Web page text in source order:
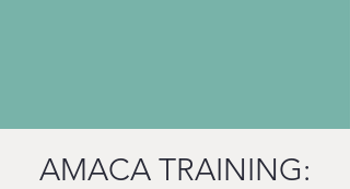
AMACA TRAINING: